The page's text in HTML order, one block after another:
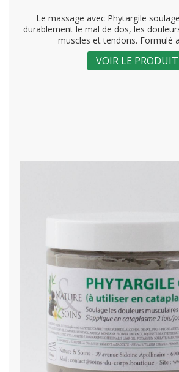
Le massage avec Phytargile
durablement le mal de dos, les
muscles et tendons. Formulé
VOIR LE PRODUIT